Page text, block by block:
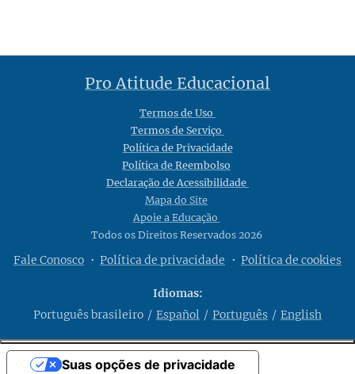
Pro Atitude Educacional
Termos de Uso
Termos de Serviço
Política de Privacidade
Política de Reembolso
Declaração de Acessibilidade
Mapa do Site
Apoie a Educação
Todos os Direitos Reservados 2026
Fale Conosco Política de privacidade Política de cookies
Idiomas
Português brasileiro
Español Português English
Suas opções de privacidade